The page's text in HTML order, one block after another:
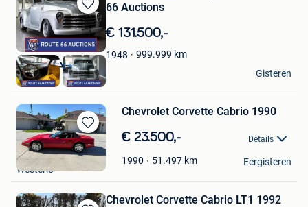
Bewaren
in
Mijn
Favorieten
66 Auctions
€ 131.500,-
1948 999.999 km
Route 66 Auctions
Waalwijk
Gisteren
Bewaren
in
Mijn
Favorieten
Chevrolet Corvette Cabrio 1990
€ 23.500,- Details
1990 51.497 km
California Import
Westerlo
Eergisteren
Chevrolet Corvette Cabrio LT1 1992